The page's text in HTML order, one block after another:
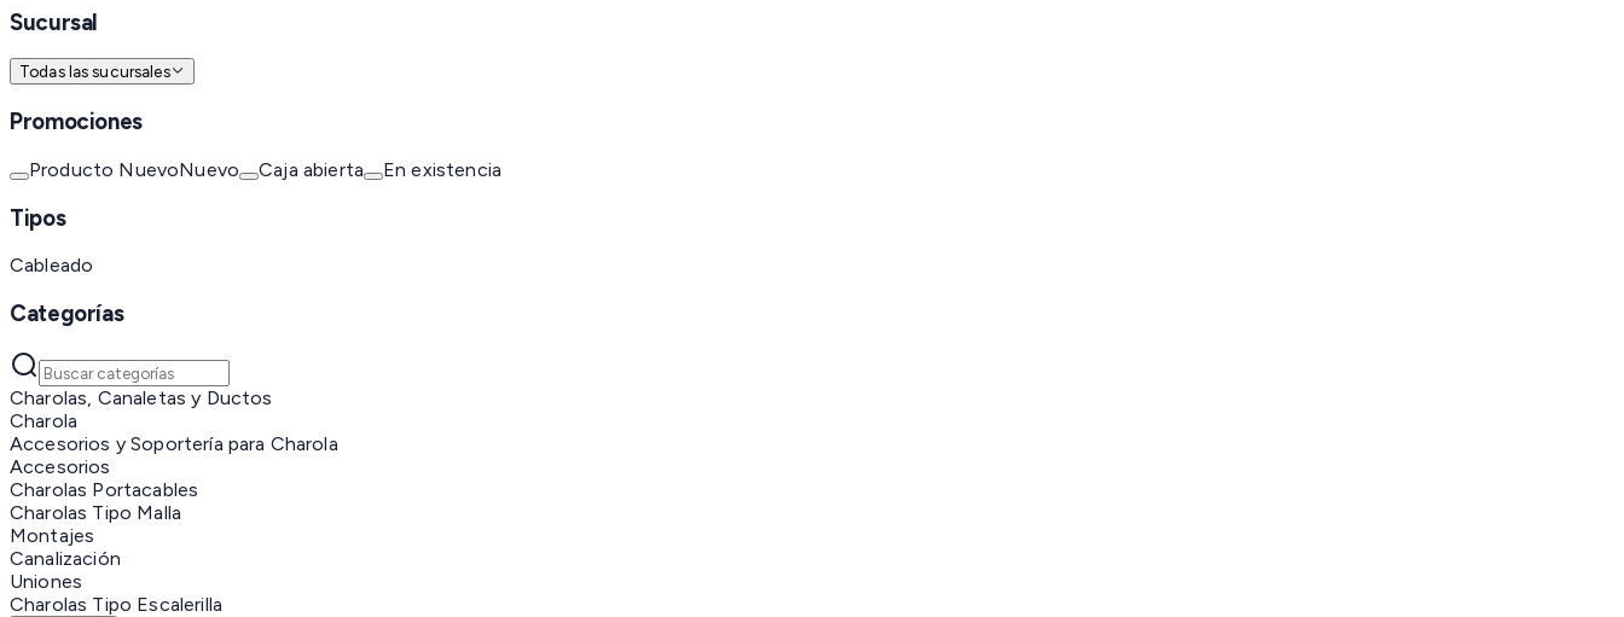
Sucursal
Todas las sucursales
Promociones
Producto NuevoNuevo Caja abierta En existencia
Tipos
Cableado
Categorías
Charolas, Canaletas y Ductos
Charola
Accesorios y Soportería para Charola
Accesorios
Charolas Portacables
Charolas Tipo Malla
Montajes
Canalización
Uniones
Charolas Tipo Escalerilla